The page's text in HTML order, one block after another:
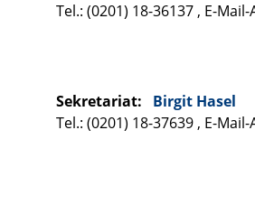
Tel.: (0201) 18-36137 , E-
Sekretariat:
Birgit Hasel
Tel.: (0201) 18-37639 , E-